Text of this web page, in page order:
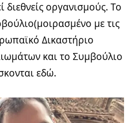
διεθνείς οργανισμούς. Το
με τις
Δικαστήριο
και το Συμβούλιο
εδώ.